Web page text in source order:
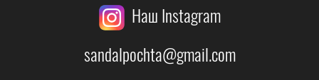
Наш Instagram
sandalpochta@gmail.com